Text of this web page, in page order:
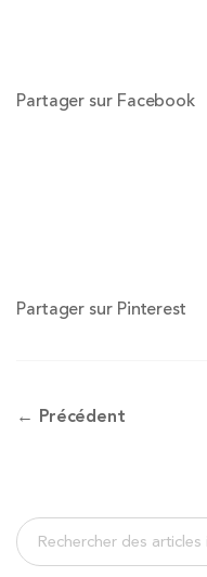
Partager sur Facebook
Partager sur Pinterest
← Précédent
Chercher